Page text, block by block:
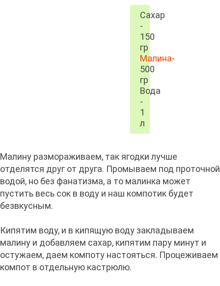
Сахар
-
150
гр
Малина-
500
гр
Вода
-
1
л
Малину размораживаем, так ягодки лучше
отделятся друг от друга. Промываем под проточной
водой, но без фанатизма, а то малинка может
пустить весь сок в воду и наш компотик будет
безвкусным.
Кипятим воду, и в кипящую воду закладываем
малину и добавляем сахар, кипятим пару минут и
остужаем, даем компоту настояться. Процеживаем
компот в отдельную кастрюлю.